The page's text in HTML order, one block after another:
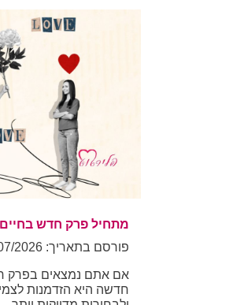
מתחיל פרק חדש בחיים
פורסם בתאריך: 14/07/2026 16:10:28
אם אתם נמצאים בפרק
חדשה היא הזדמנות